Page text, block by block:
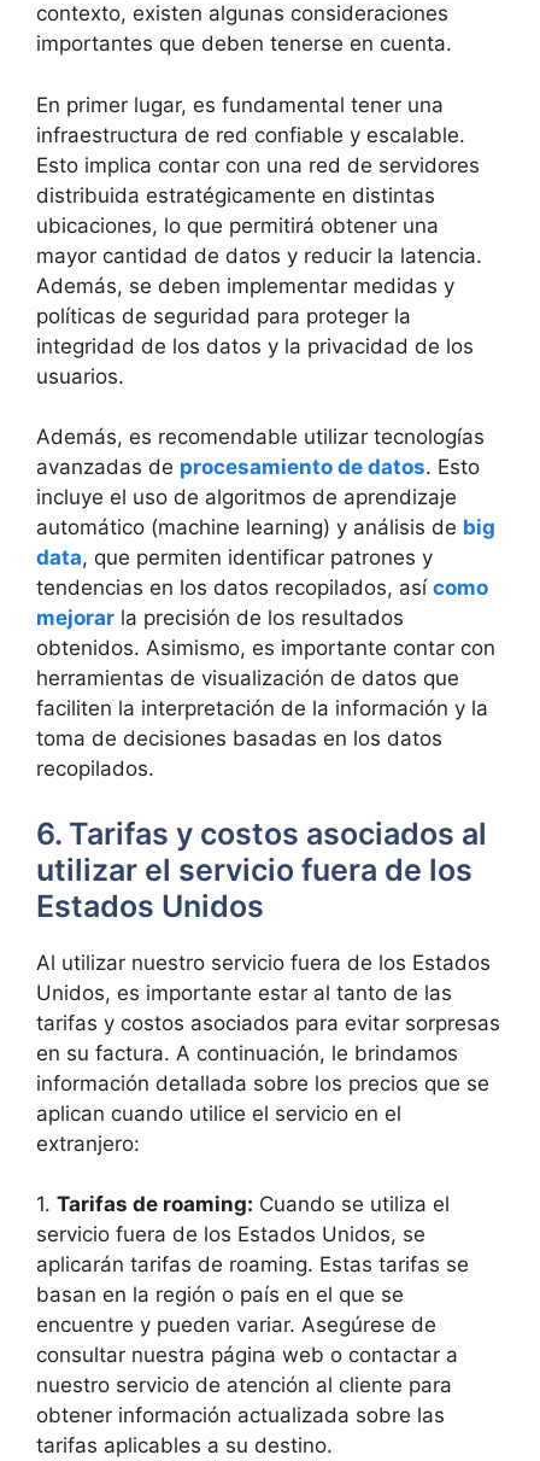
contexto, existen algunas consideraciones
importantes que deben tenerse en cuenta.
En primer lugar, es fundamental tener una
infraestructura de red confiable y escalable.
Esto implica contar con una red de servidores
distribuida estratégicamente en distintas
ubicaciones, lo que permitirá obtener una
mayor cantidad de datos y reducir la latencia.
Además, se deben implementar medidas y
políticas de seguridad para proteger la
integridad de los datos y la privacidad de los
usuarios.
Además, es recomendable utilizar tecnologías
avanzadas de procesamiento de datos. Esto
incluye el uso de algoritmos de aprendizaje
automático (machine learning) y análisis de big
data, que permiten identificar patrones y
tendencias en los datos recopilados, así como
mejorar la precisión de los resultados
obtenidos. Asimismo, es importante contar con
herramientas de visualización de datos que
faciliten la interpretación de la información y la
toma de decisiones basadas en los datos
recopilados.
6. Tarifas y costos asociados al
utilizar el servicio fuera de los
Estados Unidos
Al utilizar nuestro servicio fuera de los Estados
Unidos, es importante estar al tanto de las
tarifas y costos asociados para evitar sorpresas
en su factura. A continuación, le brindamos
información detallada sobre los precios que se
aplican cuando utilice el servicio en el
extranjero:
1. Tarifas de roaming: Cuando se utiliza el
servicio fuera de los Estados Unidos, se
aplicarán tarifas de roaming. Estas tarifas se
basan en la región o país en el que se
encuentre y pueden variar. Asegúrese de
consultar nuestra página web o contactar a
nuestro servicio de atención al cliente para
obtener información actualizada sobre las
tarifas aplicables a su destino.